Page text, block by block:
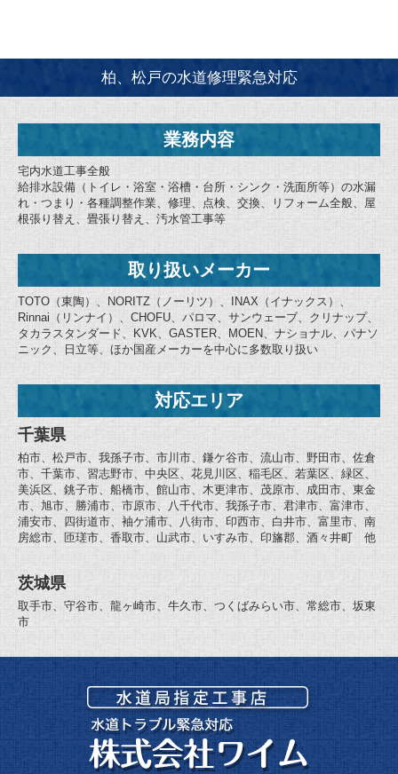
柏、松戸の水道修理緊急対応
業務内容
宅内水道工事全般
給排水設備（トイレ・浴室・浴槽・台所・シンク・洗面所等）の水漏
れ・つまり・各種調整作業、修理、点検、交換、リフォーム全般、屋
根張り替え、畳張り替え、汚水管工事等
取り扱いメーカー
TOTO（東陶）、NORITZ（ノーリツ）、INAX（イナックス）、
Rinnai（リンナイ）、CHOFU、パロマ、サンウェーブ、クリナップ、
タカラスタンダード、KVK、GASTER、MOEN、ナショナル、パナソ
ニック、日立等、ほか国産メーカーを中心に多数取り扱い
対応エリア
千葉県
柏市、松戸市、我孫子市、市川市、鎌ケ谷市、流山市、野田市、佐倉
市、千葉市、習志野市、中央区、花見川区、稲毛区、若葉区、緑区、
美浜区、銚子市、船橋市、館山市、木更津市、茂原市、成田市、東金
市、旭市、勝浦市、市原市、八千代市、我孫子市、君津市、富津市、
浦安市、四街道市、袖ケ浦市、八街市、印西市、白井市、富里市、南
房総市、匝瑳市、香取市、山武市、いすみ市、印旛郡、酒々井町 他
茨城県
取手市、守谷市、龍ヶ崎市、牛久市、つくばみらい市、常総市、坂東
市